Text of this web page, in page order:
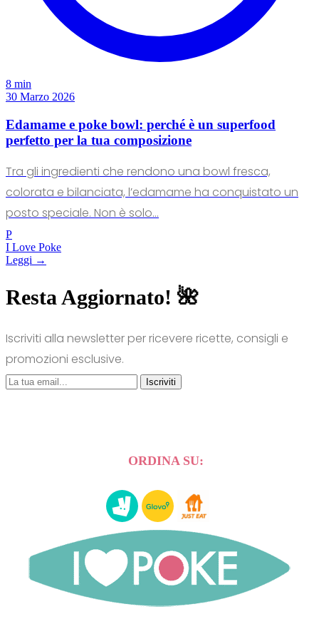
8 min
30 Marzo 2026
Edamame e poke bowl: perché è un superfood
perfetto per la tua composizione
Tra gli ingredienti che rendono una bowl fresca,
colorata e bilanciata, l’edamame ha conquistato un
posto speciale. Non è solo...
P
I Love Poke
Leggi →
Resta Aggiornato! 🌺
Iscriviti alla newsletter per ricevere ricette, consigli e
promozioni esclusive.
Iscriviti
ORDINA SU: